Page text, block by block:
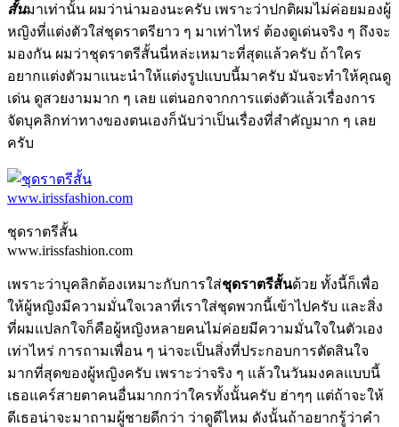
สั้นมาเท่านั้น ผมว่าน่ามองนะครับ เพราะว่าปกติผมไม่ค่อยมองผู้
หญิงที่แต่งตัวใส่ชุดราตรียาว ๆ มาเท่าไหร่ ต้องดูเด่นจริง ๆ ถึงจะ
มองกัน ผมว่าชุดราตรีสั้นนี่หล่ะเหมาะที่สุดแล้วครับ ถ้าใคร
อยากแต่งตัวมาแนะนำให้แต่งรูปแบบนี้มาครับ มันจะทำให้คุณดู
เด่น ดูสวยงามมาก ๆ เลย แต่นอกจากการแต่งตัวแล้วเรื่องการ
จัดบุคลิกท่าทางของตนเองก็นับว่าเป็นเรื่องที่สำคัญมาก ๆ เลย
ครับ
ชุดราตรีสั้น
www.irissfashion.com
เพราะว่าบุคลิกต้องเหมาะกับการใส่ชุดราตรีสั้นด้วย ทั้งนี้ก็เพื่อ
ให้ผู้หญิงมีความมั่นใจเวลาที่เราใส่ชุดพวกนี้เข้าไปครับ และสิ่ง
ที่ผมแปลกใจก็คือผู้หญิงหลายคนไม่ค่อยมีความมั่นใจในตัวเอง
เท่าไหร่ การถามเพื่อน ๆ น่าจะเป็นสิ่งที่ประกอบการตัดสินใจ
มากที่สุดของผู้หญิงครับ เพราะว่าจริง ๆ แล้วในวันมงคลแบบนี้
เธอแคร์สายตาคนอื่นมากกว่าใครทั้งนั้นครับ ฮ่าๆๆ แต่ถ้าจะให้
ดีเธอน่าจะมาถามผู้ชายดีกว่า ว่าดูดีไหม ดังนั้นถ้าอยากรู้ว่าคำ